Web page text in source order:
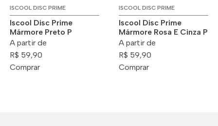
ISCOOL DISC PRIME
Iscool Disc Prime
Mármore Preto P
A partir de
R$ 59,90
Comprar
ISCOOL DISC PRIME
Iscool Disc Prime
Mármore Rosa E Cinza P
A partir de
R$ 59,90
Comprar